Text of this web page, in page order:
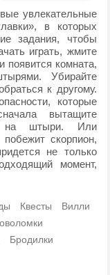
увлекательные
в которых
задания, чтобы
играть, жмите
появится комната,
Убирайте
к другому.
которые
вытащите
на штыри. Или
скорпион,
не только
момент,
Квесты
Вилли
Бродилки